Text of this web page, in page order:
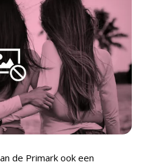
de Primark ook een